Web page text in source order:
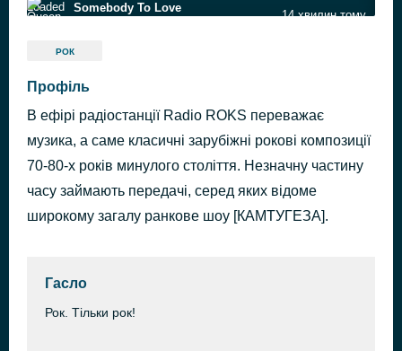
Somebody To Love
14 хвилин тому
Something - Remastered 2015
By The Way
Покликані перемагати
MEGAWHITE
Touch Too Much
AC/DC
31 хвилину тому
РОК
Профіль
В ефірі радіостанції Radio ROKS переважає
музика, а саме класичні зарубіжні рокові композиції
70-80-х років минулого століття. Незначну частину
часу займають передачі, серед яких відоме
широкому загалу ранкове шоу [КАМТУГЕЗА].
Гасло
Рок. Тільки рок!